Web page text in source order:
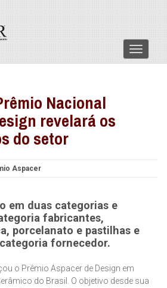
Menu
Nacional
revelará os
do setor
Aspacer
em duas categorias e
fabricantes,
porcelanato e pastilhas e
fornecedor.
o Prêmio Aspacer de Design em
do Brasil. O objetivo desde sua